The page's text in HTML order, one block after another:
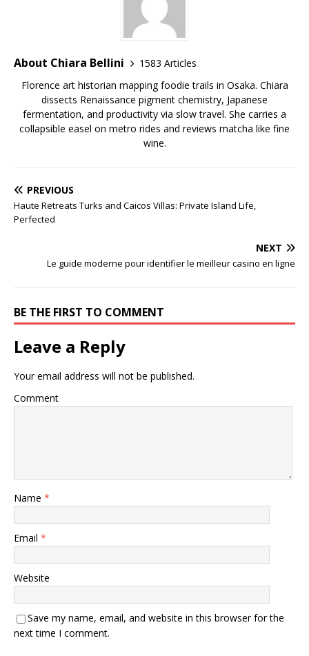
About Chiara Bellini
1583 Articles
Florence art historian mapping foodie trails in Osaka. Chiara
dissects Renaissance pigment chemistry, Japanese
fermentation, and productivity via slow travel. She carries a
collapsible easel on metro rides and reviews matcha like fine
wine.
PREVIOUS
Haute Retreats Turks and Caicos Villas: Private Island Life,
Perfected
NEXT
Le guide moderne pour identifier le meilleur casino en ligne
BE THE FIRST TO COMMENT
Leave a Reply
Your email address will not be published.
Comment
Name *
Email *
Website
Save my name, email, and website in this browser for the
next time I comment.